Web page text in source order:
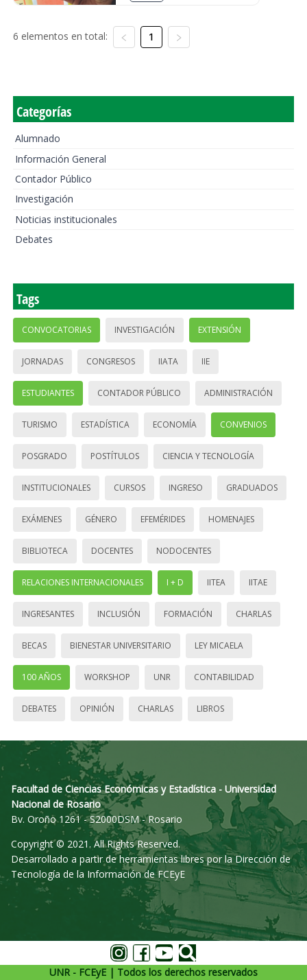
6 elementos en total: 1
Categorías
Alumnado
Información General
Contador Público
Investigación
Noticias institucionales
Debates
Tags
CONVOCATORIAS INVESTIGACIÓN EXTENSIÓN
JORNADAS CONGRESOS IIATA IIE
ESTUDIANTES CONTADOR PÚBLICO ADMINISTRACIÓN
TURISMO ESTADÍSTICA ECONOMÍA CONVENIOS
POSGRADO POSTÍTULOS CIENCIA Y TECNOLOGÍA
INSTITUCIONALES CURSOS INGRESO GRADUADOS
EXÁMENES GÉNERO EFEMÉRIDES HOMENAJES
BIBLIOTECA DOCENTES NODOCENTES
RELACIONES INTERNACIONALES I + D IITEA IITAE
INGRESANTES INCLUSIÓN FORMACIÓN CHARLAS
BECAS BIENESTAR UNIVERSITARIO LEY MICAELA
100 AÑOS WORKSHOP UNR CONTABILIDAD
DEBATES OPINIÓN CHARLAS LIBROS
Facultad de Ciencias Económicas y Estadística - Universidad
Nacional de Rosario
Bv. Oroño 1261 - S2000DSM - Rosario
Copyright © 2021. All Rights Reserved.
Desarrollado a partir de herramientas libres por la Dirección de
Tecnología de la Información de FCEyE
UNR - FCEyE | Todos los derechos reservados